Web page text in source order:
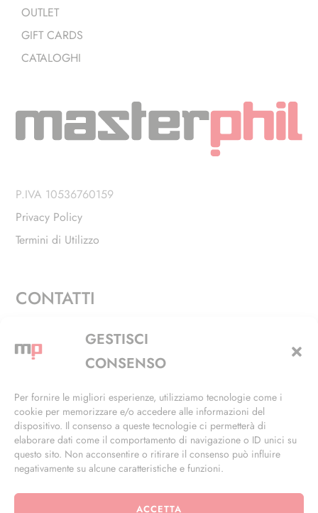
GESTISCI
CONSENSO
Per fornire le migliori esperienze, utilizziamo tecnologie come i
cookie per memorizzare e/o accedere alle informazioni del
dispositivo. Il consenso a queste tecnologie ci permetterà di
elaborare dati come il comportamento di navigazione o ID unici su
questo sito. Non acconsentire o ritirare il consenso può influire
negativamente su alcune caratteristiche e funzioni.
ACCETTA
OUTLET
GIFT CARDS
CATALOGHI
P.IVA 10536760159
Privacy Policy
Termini di Utilizzo
CONTATTI
Via Alfieri, 27 - Trezzano Sul Naviglio (MI)
+39 02 4846 3155
info@masterphil.it